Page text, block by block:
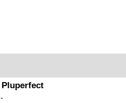
Pluperfect
-